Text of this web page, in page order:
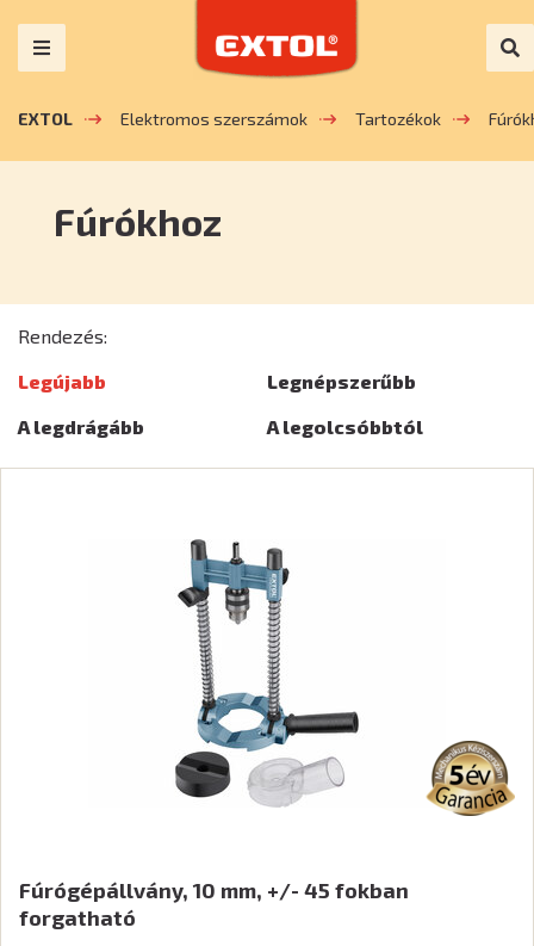
EXTOL Elektromos szerszámok Tartozékok
Fúrókhoz
Rendezés:
Legújabb
Legnépszerűbb
A legdrágább
A legolcsóbbtól
Fúrógépállvány, 10 mm, +/- 45 fokban
forgatható